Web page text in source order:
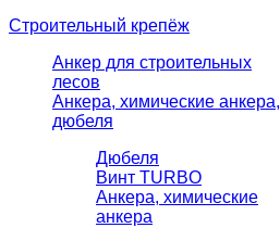
Строительный крепёж
Анкер для строительных
лесов
Анкера, химические анкера,
дюбеля
Дюбеля
Винт TURBO
Анкера, химические
анкера